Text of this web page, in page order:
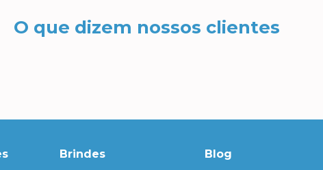
O que dizem nossos clientes
Brindes
Blog